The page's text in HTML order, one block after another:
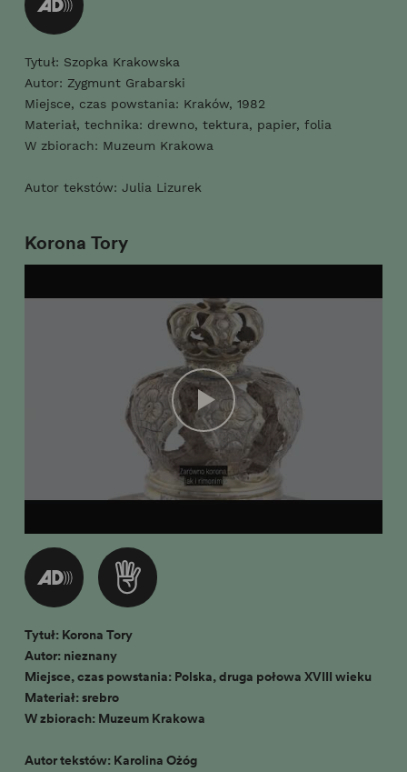
Tytuł: Szopka Krakowska
Autor: Zygmunt Grabarski
Miejsce, czas powstania: Kraków, 1982
Materiał, technika: drewno, tektura, papier, folia
W zbiorach: Muzeum Krakowa
Autor tekstów: Julia Lizurek
Korona Tory
Tytuł: Korona Tory
Autor: nieznany
Miejsce, czas powstania: Polska, druga połowa XVIII wieku
Materiał: srebro
W zbiorach: Muzeum Krakowa
Autor tekstów: Karolina Ożóg